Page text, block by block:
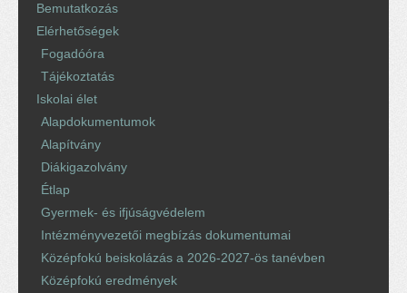
Bemutatkozás
Elérhetőségek
Fogadóóra
Tájékoztatás
Iskolai élet
Alapdokumentumok
Alapítvány
Diákigazolvány
Étlap
Gyermek- és ifjúságvédelem
Intézményvezetői megbízás dokumentumai
Középfokú beiskolázás a 2026-2027-ös tanévben
Középfokú eredmények